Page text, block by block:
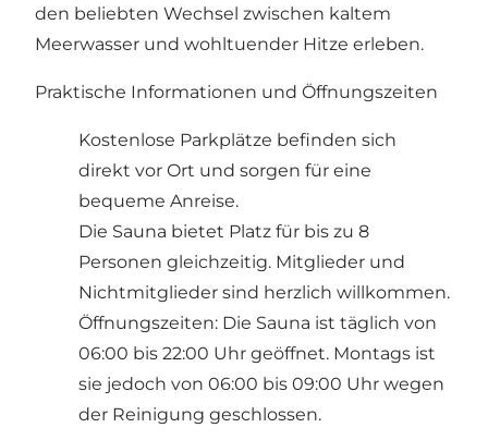
den beliebten Wechsel zwischen kaltem
Meerwasser und wohltuender Hitze erleben.
Praktische Informationen und Öffnungszeiten
Kostenlose Parkplätze befinden sich
direkt vor Ort und sorgen für eine
bequeme Anreise.
Die Sauna bietet Platz für bis zu 8
Personen gleichzeitig. Mitglieder und
Nichtmitglieder sind herzlich willkommen.
Öffnungszeiten: Die Sauna ist täglich von
06:00 bis 22:00 Uhr geöffnet. Montags ist
sie jedoch von 06:00 bis 09:00 Uhr wegen
der Reinigung geschlossen.